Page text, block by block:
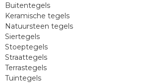
Buitentegels
Keramische tegels
Natuursteen tegels
Siertegels
Stoeptegels
Straattegels
Terrastegels
Tuintegels